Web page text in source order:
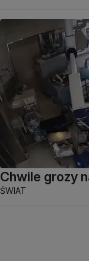
Chwile grozy
ŚWIAT